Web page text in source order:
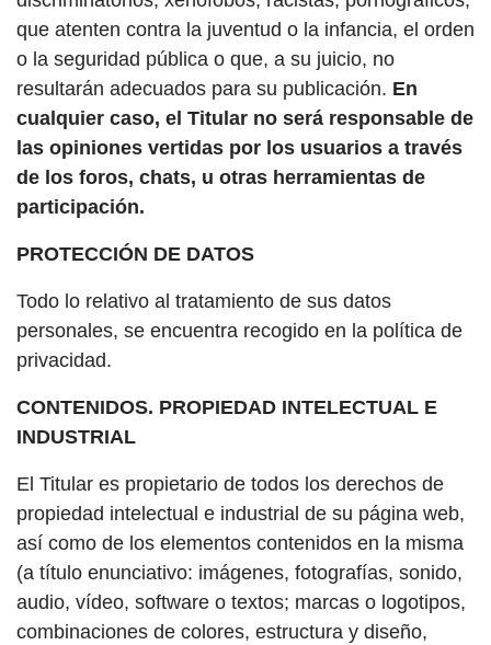
que atenten contra la juventud o la infancia, el orden
o la seguridad pública o que, a su juicio, no
resultarán adecuados para su publicación. En
cualquier caso, el Titular no será responsable de
las opiniones vertidas por los usuarios a través
de los foros, chats, u otras herramientas de
participación.
PROTECCIÓN DE DATOS
Todo lo relativo al tratamiento de sus datos
personales, se encuentra recogido en la política de
privacidad.
CONTENIDOS. PROPIEDAD INTELECTUAL E
INDUSTRIAL
El Titular es propietario de todos los derechos de
propiedad intelectual e industrial de su página web,
así como de los elementos contenidos en la misma
(a título enunciativo: imágenes, fotografías, sonido,
audio, vídeo, software o textos; marcas o logotipos,
combinaciones de colores, estructura y diseño,